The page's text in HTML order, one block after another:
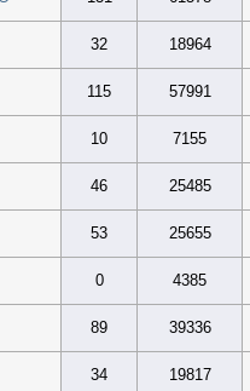
32 18964
115 57991
10 7155
46 25485
53 25655
0 4385
89 39336
34 19817